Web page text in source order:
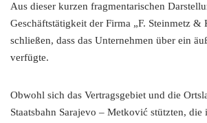
Aus dieser kurzen fragmentarischen
Geschäftstätigkeit der Firma „F. Steinmetz &
schließen, dass das Unternehmen über ein
verfügte.
Obwohl sich das Vertragsgebiet und die
Staatsbahn Sarajevo – Metković stützten, die